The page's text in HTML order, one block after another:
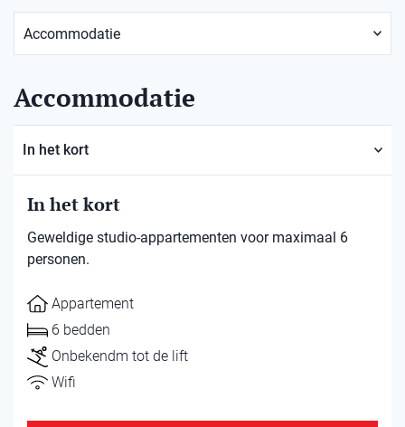
Accommodatie
In het kort
In het kort
Geweldige studio-appartementen voor maximaal 6
personen.
Appartement
6 bedden
Onbekendm tot de lift
Wifi